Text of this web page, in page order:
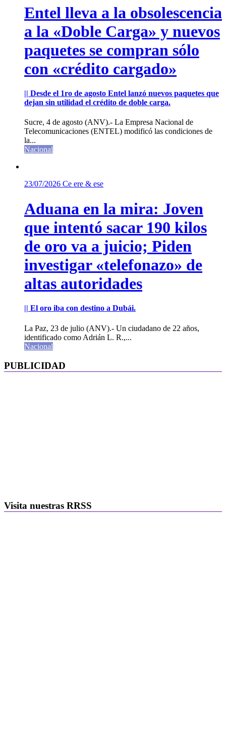
Entel lleva a la obsolescencia
a la «Doble Carga» y nuevos
paquetes se compran sólo
con «crédito cargado»
|| Desde el 1ro de agosto Entel lanzó nuevos paquetes que
dejan sin utilidad el crédito de doble carga.
Sucre, 4 de agosto (ANV).- La Empresa Nacional de
Telecomunicaciones (ENTEL) modificó las condiciones de
la...
Nacional
23/07/2026 Ce ere & ese
Aduana en la mira: Joven
que intentó sacar 190 kilos
de oro va a juicio; Piden
investigar «telefonazo» de
altas autoridades
|| El oro iba con destino a Dubái.
La Paz, 23 de julio (ANV).- Un ciudadano de 22 años,
identificado como Adrián L. R.,...
Nacional
PUBLICIDAD
Visita nuestras RRSS